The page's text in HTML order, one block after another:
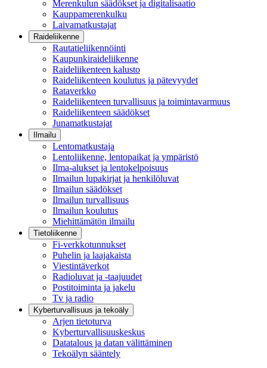
Merenkulun säädökset ja digitalisaatio
Kauppamerenkulku
Laivamatkustajat
Raideliikenne
Rautatieliikennöinti
Kaupunkiraideliikenne
Raideliikenteen kalusto
Raideliikenteen koulutus ja pätevyydet
Rataverkko
Raideliikenteen turvallisuus ja toimintavarmuus
Raideliikenteen säädökset
Junamatkustajat
Ilmailu
Lentomatkustaja
Lentoliikenne, lentopaikat ja ympäristö
Ilma-alukset ja lentokelpoisuus
Ilmailun lupakirjat ja henkilöluvat
Ilmailun säädökset
Ilmailun turvallisuus
Ilmailun koulutus
Miehittämätön ilmailu
Tietoliikenne
Fi-verkkotunnukset
Puhelin ja laajakaista
Viestintäverkot
Radioluvat ja -taajuudet
Postitoiminta ja jakelu
Tv ja radio
Kyberturvallisuus ja tekoäly
Arjen tietoturva
Kyberturvallisuuskeskus
Datatalous ja datan välittäminen
Tekoälyn sääntely